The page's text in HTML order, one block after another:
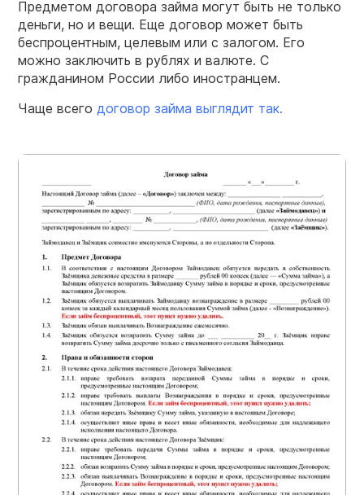
Предметом договора займа могут быть не только
деньги, но и вещи. Еще договор может быть
беспроцентным, целевым или с залогом. Его
можно заключить в рублях и валюте. С
гражданином России либо иностранцем.
Чаще всего договор займа выглядит так.